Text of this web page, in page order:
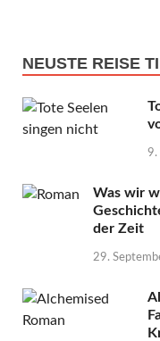
NEUSTE REISE
9.
Was wir
der Zeit
29.